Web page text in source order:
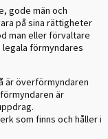
gode män och
på sina rättigheter
man eller förvaltare
förmyndares
är överförmyndaren
är
som finns och håller i